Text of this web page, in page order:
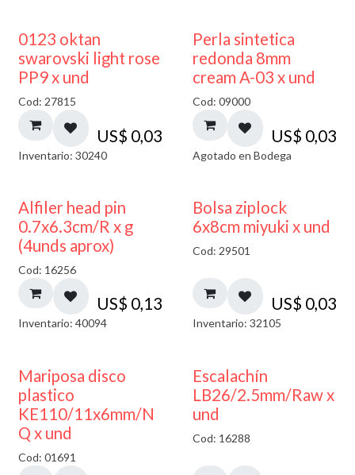
0123 oktan
swarovski light rose
PP9 x und
Cod: 27815
US$ 0,03
Inventario: 30240
AGOTADO
Perla sintetica
redonda 8mm
cream A-03 x und
Cod: 09000
US$ 0,03
Agotado en Bodega
Alfiler head pin
0.7x6.3cm/R x g
(4unds aprox)
Cod: 16256
US$ 0,13
Inventario: 40094
¡NUEVO!
Bolsa ziplock
6x8cm miyuki x und
Cod: 29501
US$ 0,03
Inventario: 32105
Mariposa disco
plastico
KE110/11x6mm/N
Q x und
Cod: 01691
Escalachín
LB26/2.5mm/Raw x
und
Cod: 16288